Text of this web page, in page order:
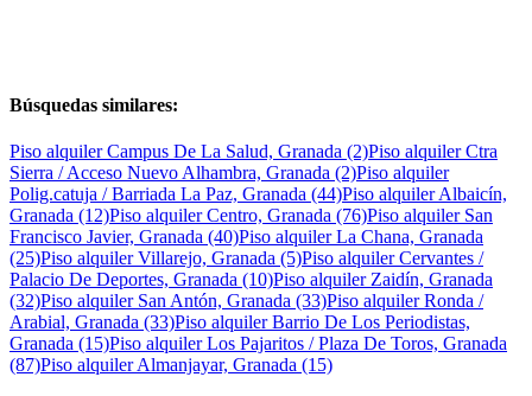
Búsquedas similares:
Piso alquiler Campus De La Salud, Granada (2)Piso alquiler Ctra
Sierra / Acceso Nuevo Alhambra, Granada (2)Piso alquiler
Polig.catuja / Barriada La Paz, Granada (44)Piso alquiler Albaicín,
Granada (12)Piso alquiler Centro, Granada (76)Piso alquiler San
Francisco Javier, Granada (40)Piso alquiler La Chana, Granada
(25)Piso alquiler Villarejo, Granada (5)Piso alquiler Cervantes /
Palacio De Deportes, Granada (10)Piso alquiler Zaidín, Granada
(32)Piso alquiler San Antón, Granada (33)Piso alquiler Ronda /
Arabial, Granada (33)Piso alquiler Barrio De Los Periodistas,
Granada (15)Piso alquiler Los Pajaritos / Plaza De Toros, Granada
(87)Piso alquiler Almanjayar, Granada (15)